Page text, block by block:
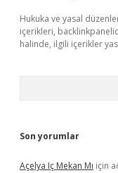
Hukuka ve yasal
içerikleri,
halinde, ilgili içerikler
Son yorumlar
Açelya Iç Mekan Mı için